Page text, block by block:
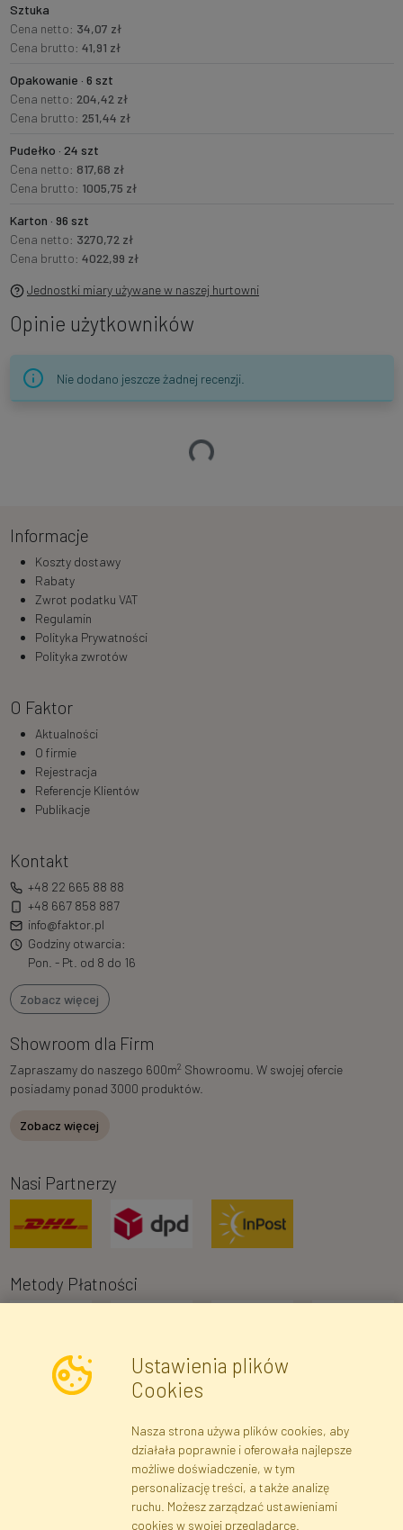
Sztuka
Cena netto: 34,07 zł
Cena brutto: 41,91 zł
Opakowanie · 6 szt
Cena netto: 204,42 zł
Cena brutto: 251,44 zł
Pudełko · 24 szt
Cena netto: 817,68 zł
Cena brutto: 1005,75 zł
Karton · 96 szt
Cena netto: 3270,72 zł
Cena brutto: 4022,99 zł
Jednostki miary używane w naszej hurtowni
Opinie użytkowników
Nie dodano jeszcze żadnej recenzji.
Ładowanie…
Informacje
Koszty dostawy
Rabaty
Zwrot podatku VAT
Regulamin
Polityka Prywatności
Polityka zwrotów
O Faktor
Aktualności
O firmie
Rejestracja
Referencje Klientów
Publikacje
Kontakt
+48 22 665 88 88
+48 667 858 887
info@faktor.pl
Godziny otwarcia:
Pon. - Pt. od 8 do 16
Zobacz więcej
Showroom dla Firm
Zapraszamy do naszego 600m2 Showroomu. W swojej ofercie
posiadamy ponad 3000 produktów.
Zobacz więcej
Nasi Partnerzy
Metody Płatności
Zapisz się
Ustawienia plików
Cookies
Nasza strona używa plików cookies, aby
działała poprawnie i oferowała najlepsze
możliwe doświadczenie, w tym
personalizację treści, a także analizę
ruchu. Możesz zarządzać ustawieniami
cookies w swojej przeglądarce.